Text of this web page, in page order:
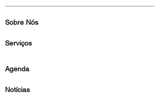
Sobre Nós
Serviços
Agenda
Notícias